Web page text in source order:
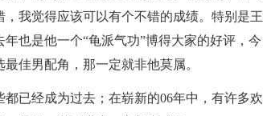
我觉得应该可以有个不错的成绩。特别是王
也是他一个“龟派气功”博得大家的好评，今
佳男配角，那一定就非他莫属。
已经成为过去；在崭新的06年中，有许多欢